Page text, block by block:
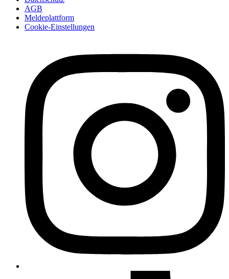
AGB
Meldeplattform
Cookie-Einstellungen